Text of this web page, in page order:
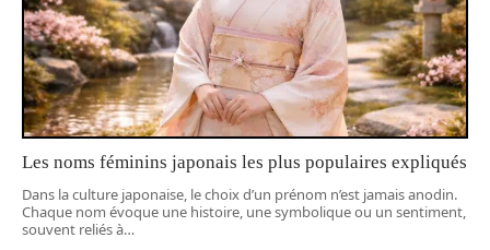
Les noms féminins japonais les plus populaires expliqués
Dans la culture japonaise, le choix d’un prénom n’est jamais anodin.
Chaque nom évoque une histoire, une symbolique ou un sentiment,
souvent reliés à…